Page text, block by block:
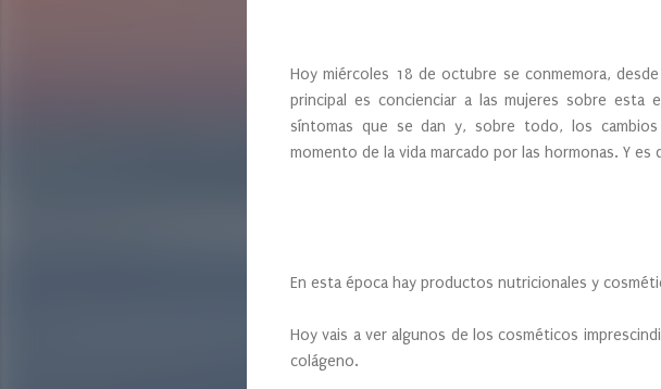
Hoy miércoles 18 de octubre se conmemora,
principal es concienciar a las mujeres sobre esta
síntomas que se dan y, sobre todo, los
momento de la vida marcado por las hormonas. Y
En esta época hay productos nutricionales y
Hoy vais a ver algunos de los cosméticos
colágeno.